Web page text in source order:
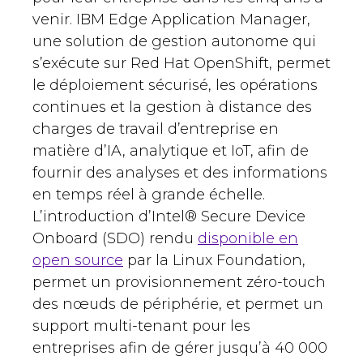
venir. IBM Edge Application Manager,
une solution de gestion autonome qui
s’exécute sur Red Hat OpenShift, permet
le déploiement sécurisé, les opérations
continues et la gestion à distance des
charges de travail d’entreprise en
matière d’IA, analytique et IoT, afin de
fournir des analyses et des informations
en temps réel à grande échelle.
L’introduction d’Intel® Secure Device
Onboard (SDO) rendu disponible en
open source par la Linux Foundation,
permet un provisionnement zéro-touch
des nœuds de périphérie, et permet un
support multi-tenant pour les
entreprises afin de gérer jusqu’à 40 000